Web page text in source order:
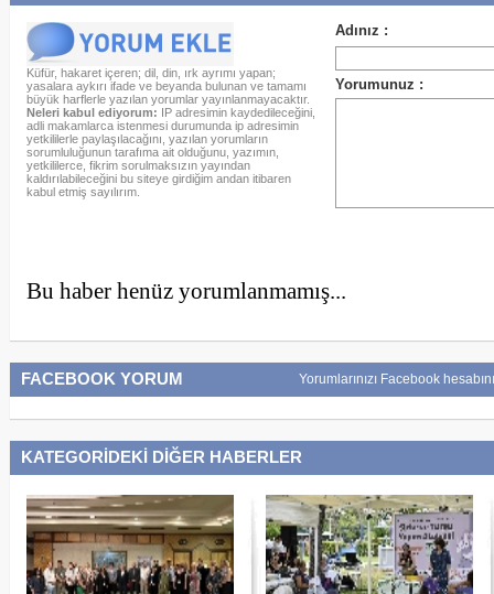
Küfür, hakaret içeren; dil, din, ırk ayrımı yapan;
yasalara aykırı ifade ve beyanda bulunan ve tamamı
büyük harflerle yazılan yorumlar yayınlanmayacaktır.
Neleri kabul ediyorum: IP adresimin kaydedileceğini,
adli makamlarca istenmesi durumunda ip adresimin
yetkililerle paylaşılacağını, yazılan yorumların
sorumluluğunun tarafıma ait olduğunu, yazımın,
yetkililerce, fikrim sorulmaksızın yayından
kaldırılabileceğini bu siteye girdiğim andan itibaren
kabul etmiş sayılırım.
Bu haber henüz yorumlanmamış...
FACEBOOK YORUM Yorumlarınızı Facebook
KATEGORİDEKİ DİĞER HABERLER